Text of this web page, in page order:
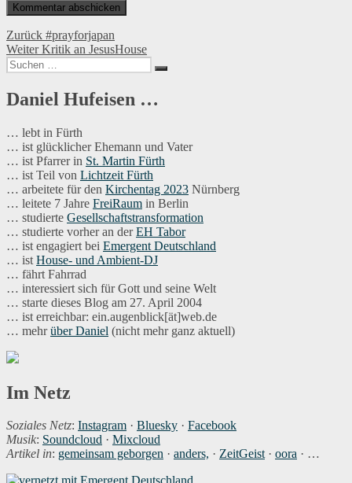
Beitragsnavigation
Zurück Vorheriger
Beitrag:
#prayforjapan
Weiter Nächster
Beitrag:
Kritik an JesusHouse
Suchen
nach:
Suchen
Daniel Hufeisen …
… lebt in Fürth
… ist glücklicher Ehemann und Vater
… ist Pfarrer in St. Martin Fürth
… ist Teil von Lichtzeit Fürth
… arbeitete für den Kirchentag 2023 Nürnberg
… leitete 7 Jahre FreiRaum in Berlin
… studierte Gesellschaftstransformation
… studierte vorher an derEH Tabor
… ist engagiert bei Emergent Deutschland
… ist House- und Ambient-DJ
… fährt Fahrrad
… interessiert sich für Gott und seine Welt
… starte dieses Blog am 27. April 2004
… ist erreichbar: ein.augenblick[ät]web.de
… mehrüber Daniel (nicht mehr ganz aktuell)
Im Netz
Soziales Netz: Instagram · Bluesky · Facebook
Musik: Soundcloud · Mixcloud
Artikel in: gemeinsam geborgen · anders, · ZeitGeist· oora · …